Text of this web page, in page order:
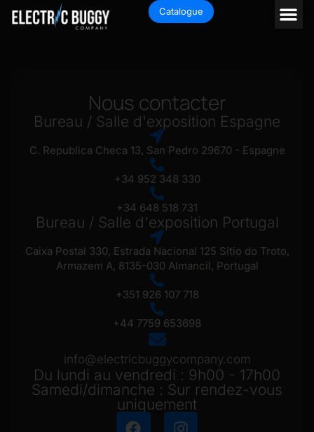
Catalogue
Nous contacter
Bureau / Salle d'exposition Espagne
C. Republica Checa 13, San Pedro 29670 - Espagne
+34 952 348 330
+34 648 518 731
Bureau / Salle d'exposition Portugal
Caixa Postal 330, Estrada Nacional 125 Sitio do Troto,
Armazem A, 8135-030 Almancil, Portugal
+351 926 107 718
+44 7759 653698
info@electricbuggycompany.com
Du lundi au vendredi : 9h00 - 17h00
Samedi/dimanche : Sur rendez-vous
uniquement